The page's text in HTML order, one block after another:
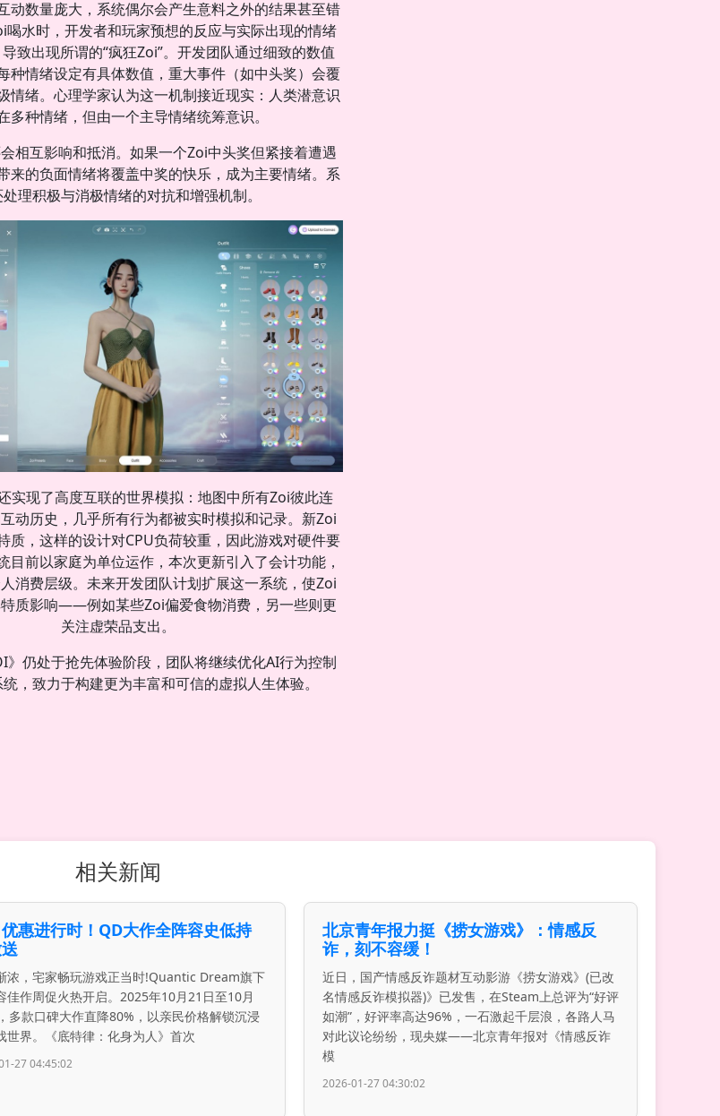
动数量庞大，系统偶尔会产生意料之外的结果甚至错
喝水时，开发者和玩家预想的反应与实际出现的情绪
致出现所谓的“疯狂Zoi”。开发团队通过细致的数值
种情绪设定有具体数值，重大事件（如中头奖）会覆
情绪。心理学家认为这一机制接近现实：人类潜意识
多种情绪，但由一个主导情绪统筹意识。
相互影响和抵消。如果一个Zoi中头奖但紧接着遭遇
来的负面情绪将覆盖中奖的快乐，成为主要情绪。系
理积极与消极情绪的对抗和增强机制。
实现了高度互联的世界模拟：地图中所有Zoi彼此连
动历史，几乎所有行为都被实时模拟和记录。新Zoi
质，这样的设计对CPU负荷较重，因此游戏对硬件要
目前以家庭为单位运作，本次更新引入了会计功能，
消费层级。未来开发团队计划扩展这一系统，使Zoi
质影响——例如某些Zoi偏爱食物消费，另一些则更
关注虚荣品支出。
》仍处于抢先体验阶段，团队将继续优化AI行为控制
，致力于构建更为丰富和可信的虚拟人生体验。
相关新闻
惠进行时！QD大作全阵容史低持
浓，宅家畅玩游戏正当时!Quantic Dream旗下
佳作周促火热开启。2025年10月21日至10月
多款口碑大作直降80%，以亲民价格解锁沉浸
世界。《底特律：化身为人》首次
27 04:45:02
北京青年报力挺《捞女游戏》：情感反
诈，刻不容缓！
近日，国产情感反诈题材互动影游《捞女游戏》(已改
名情感反诈模拟器)》已发售，在Steam上总评为“好评
如潮”，好评率高达96%，一石激起千层浪，各路人马
对此议论纷纷，现央媒——北京青年报对《情感反诈
模
2026-01-27 04:30:02